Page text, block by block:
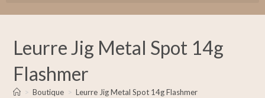
Leurre Jig Metal Spot 14g
Flashmer
> Boutique > Leurre Jig Metal Spot 14g Flashmer